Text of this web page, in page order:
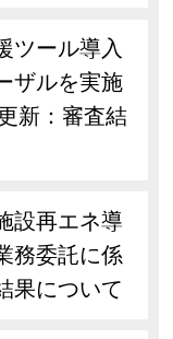
ツール導入
ザルを実施
新：審査結
設再エネ導
務委託に係
果について